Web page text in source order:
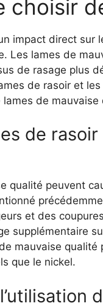
choisir
impact direct sur
Les lames de
de rasage plus
de rasoir et
lames de mauvaise
de
qualité peuvent
et des
supplémentaire
mauvaise
que le nickel.